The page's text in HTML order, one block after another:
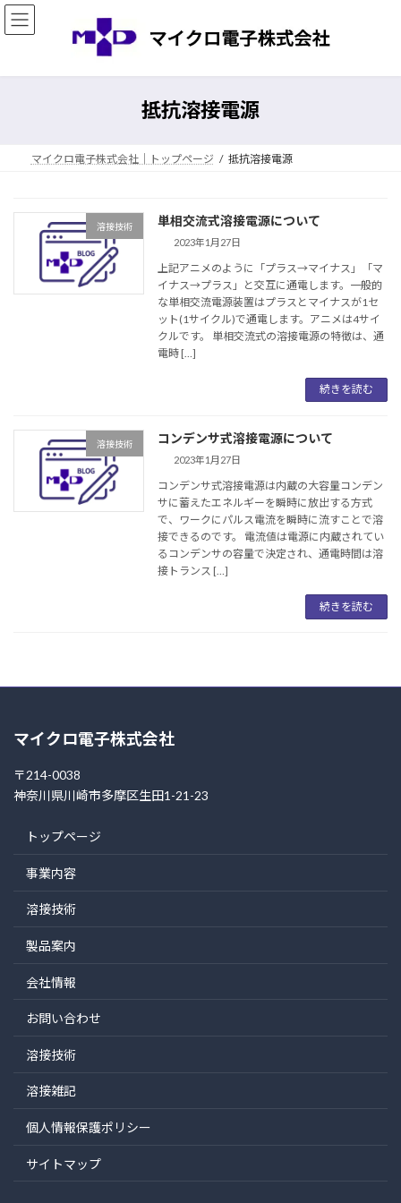
コ
ン
ナ
ビ
抵抗溶接電源
マイクロ電子株式会社｜トップページ 抵抗溶接電源
溶接技術 単相交流式溶接電源について
2023年1月27日
上記アニメのように「プラス→マイナス」「マ
イナス→プラス」と交互に通電します。一般的
な単相交流電源装置はプラスとマイナスが1セ
ット(1サイクル)で通電します。アニメは4サイ
クルです。 単相交流式の溶接電源の特徴は、通
電時 […]
続きを読む
溶接技術 コンデンサ式溶接電源について
2023年1月27日
コンデンサ式溶接電源は内蔵の大容量コンデン
サに蓄えたエネルギーを瞬時に放出する方式
で、ワークにパルス電流を瞬時に流すことで溶
接できるのです。 電流値は電源に内蔵されてい
るコンデンサの容量で決定され、通電時間は溶
接トランス […]
続きを読む
マイクロ電子株式会社
〒214-0038
神奈川県川崎市多摩区生田1-21-23
トップページ
事業内容
溶接技術
製品案内
会社情報
お問い合わせ
溶接技術
溶接雑記
個人情報保護ポリシー
サイトマップ